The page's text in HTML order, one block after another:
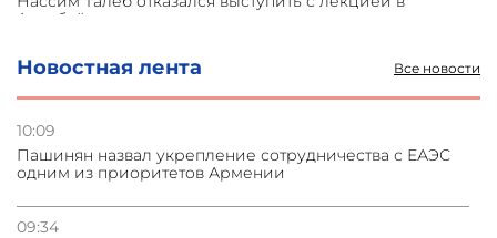
Новостная лента Все новости
10:09
Пашинян назвал укрепление сотрудничества с ЕАЭС
одним из приоритетов Армении
09:34
Азербайджане
31.07.2026
Сотрудничество и очереди – детали визита главы
31.07.2026